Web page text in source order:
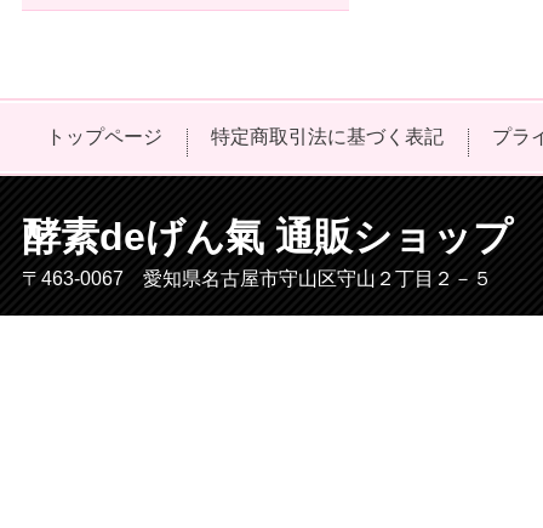
トップページ 特定商取引法に基づく表記 プラ
酵素deげん氣 通販ショップ
〒463-0067 愛知県名古屋市守山区守山２丁目２－５